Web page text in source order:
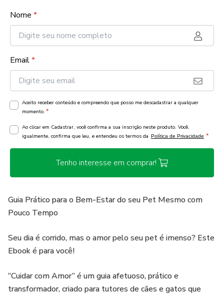
Nome *
Email*
Aceito receber conteúdo e compreendo que posso me descadastrar a qualquer
momento. *
Ao clicar em Cadastrar, você confirma a sua inscrição neste produto. Você,
igualmente, confirma que leu, e entendeu os termos da Política de Privacidade *
Tenho interesse em comprar!
Guia Prático para o Bem-Estar do seu Pet Mesmo com
Pouco Tempo
Seu dia é corrido, mas o amor pelo seu pet é imenso? Este
Ebook é para você!
“Cuidar com Amor” é um guia afetuoso, prático e
transformador, criado para tutores de cães e gatos que